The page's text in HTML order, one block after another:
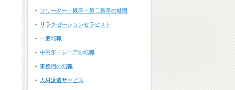
フリーター・既卒・第二新卒の就職
リラクゼーションセラピスト
一般転職
中高年・シニアの転職
事務職の転職
人材派遣サービス